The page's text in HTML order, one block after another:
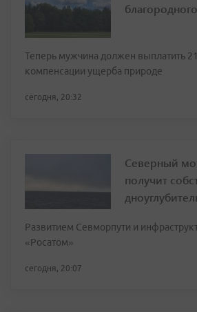
Теперь мужчина должен выплатить
компенсации ущерба природе
сегодня, 20:32
Северный
получит
Развитием Севморпути и
«Росатом»
сегодня, 20:07